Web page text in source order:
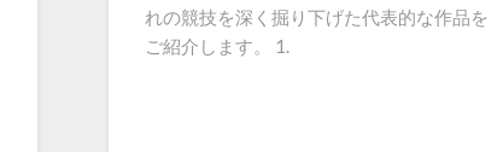
れの競技を深く掘り下げた代表的な作品を
ご紹介します。 1.